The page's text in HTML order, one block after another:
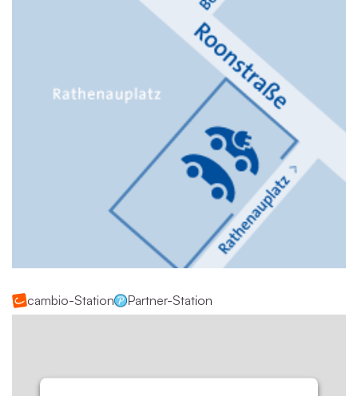
cambio-Station Partner-Station